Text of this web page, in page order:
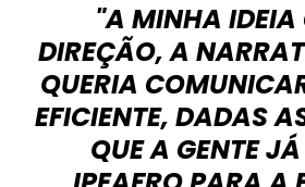
"A MINHA IDEIA
DIREÇÃO, A
QUERIA
EFICIENTE, DADAS
QUE A GENTE